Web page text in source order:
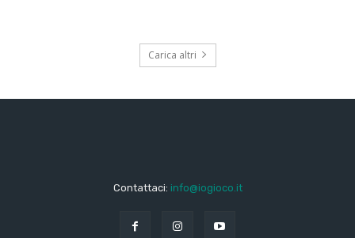
Carica altri
Contattaci: info@iogioco.it